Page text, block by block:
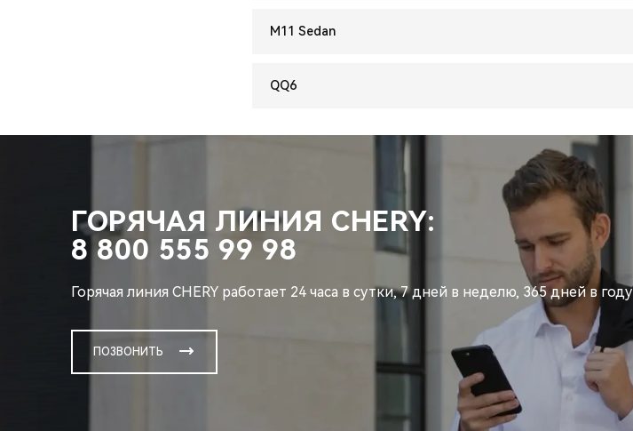
M11 Sedan
QQ6
ГОРЯЧАЯ ЛИНИЯ CHERY:
8 800 555 99 98
Горячая линия CHERY работает 24 часа в сутки, 7 дней в неделю, 365 дней в году
ПОЗВОНИТЬ